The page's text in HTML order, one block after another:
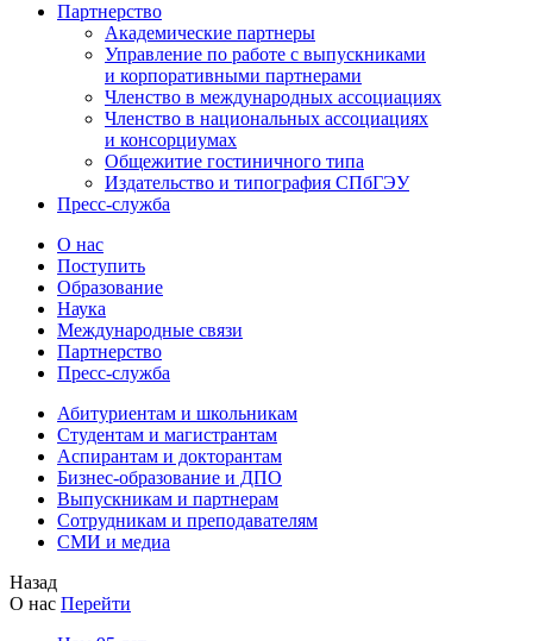
Партнерство
Академические партнеры
Управление по работе с выпускниками
и корпоративными партнерами
Членство в международных ассоциациях
Членство в национальных ассоциациях
и консорциумах
Общежитие гостиничного типа
Издательство и типография СПбГЭУ
Пресс-служба
О нас
Поступить
Образование
Наука
Международные связи
Партнерство
Пресс-служба
Абитуриентам и школьникам
Студентам и магистрантам
Аспирантам и докторантам
Бизнес-образование и ДПО
Выпускникам и партнерам
Сотрудникам и преподавателям
СМИ и медиа
Назад
О нас Перейти